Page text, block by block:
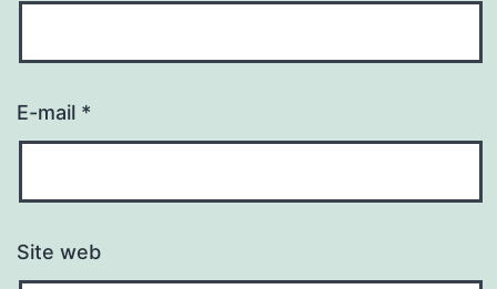
E-mail *
Site web